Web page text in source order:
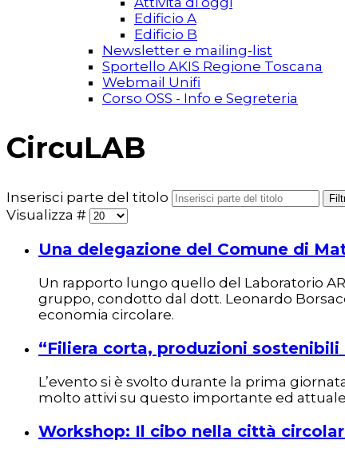
Edificio A
Edificio B
Newsletter e mailing-list
Sportello AKIS Regione Toscana
Webmail Unifi
Corso OSS - Info e Segreteria
CircuLAB
Inserisci parte del titolo
Visualizza #
Una delegazione del Comune di
Un rapporto lungo quello del Laboratorio
gruppo, condotto dal dott. Leonardo
economia circolare.
“Filiera corta, produzioni
L’evento si è svolto durante la prima
molto attivi su questo importante ed
Workshop: Il cibo nella città